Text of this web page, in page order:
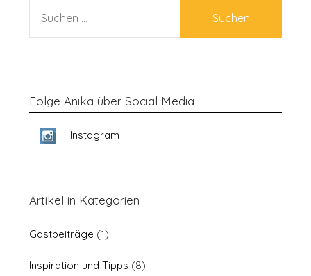
NACH:
Folge Anika über Social Media
Instagram
Artikel in Kategorien
Gastbeiträge (1)
Inspiration und Tipps (8)